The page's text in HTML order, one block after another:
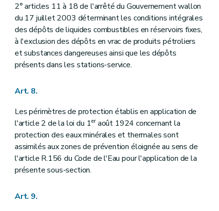
2° articles 11 à 18 de l'arrêté du Gouvernement wallon
du 17 juillet 2003 déterminant les conditions intégrales
des dépôts de liquides combustibles en réservoirs fixes,
à l'exclusion des dépôts en vrac de produits pétroliers
et substances dangereuses ainsi que les dépôts
présents dans les stations-service.
Art. 8.
Les périmètres de protection établis en application de
l'article 2 de la loi du 1eraoût 1924 concernant la
protection des eaux minérales et thermales sont
assimilés aux zones de prévention éloignée au sens de
l'article R.156 du Code de l'Eau pour l'application de la
présente sous-section.
Art. 9.